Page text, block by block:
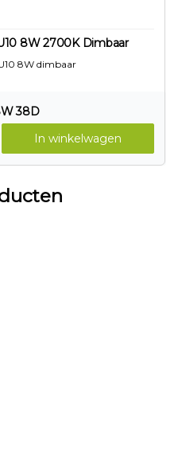
8W 2700K Dimbaar
8W dimbaar
38D
In winkelwagen